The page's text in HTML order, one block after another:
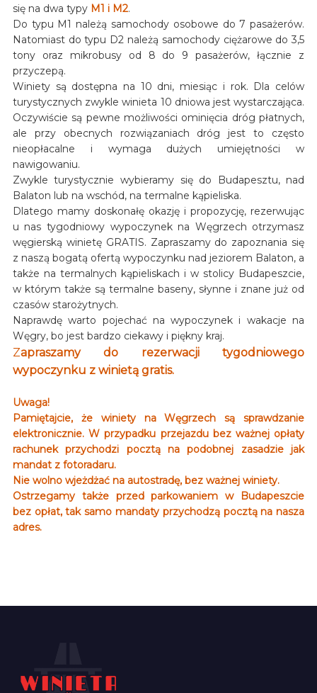
się na dwa typy M1 i M2.
Do typu M1 należą samochody osobowe do 7 pasażerów.
Natomiast do typu D2 należą samochody ciężarowe do 3,5
tony oraz mikrobusy od 8 do 9 pasażerów, łącznie z
przyczepą.
Winiety są dostępna na 10 dni, miesiąc i rok. Dla celów
turystycznych zwykle winieta 10 dniowa jest wystarczająca.
Oczywiście są pewne możliwości ominięcia dróg płatnych,
ale przy obecnych rozwiązaniach dróg jest to często
nieopłacalne i wymaga dużych umiejętności w
nawigowaniu.
Zwykle turystycznie wybieramy się do Budapesztu, nad
Balaton lub na wschód, na termalne kąpieliska.
Dlatego mamy doskonałę okazję i propozycję, rezerwując
u nas tygodniowy wypoczynek na Węgrzech otrzymasz
węgierską winietę GRATIS. Zapraszamy do zapoznania się
z naszą bogatą ofertą wypoczynku nad jeziorem Balaton, a
także na termalnych kąpieliskach i w stolicy Budapeszcie,
w którym także są termalne baseny, słynne i znane już od
czasów starożytnych.
Naprawdę warto pojechać na wypoczynek i wakacje na
Węgry, bo jest bardzo ciekawy i piękny kraj.
Zapraszamy do rezerwacji tygodniowego
wypoczynku z winietą gratis.
Uwaga!
Pamiętajcie, że winiety na Węgrzech są sprawdzanie
elektronicznie. W przypadku przejazdu bez ważnej opłaty
rachunek przychodzi pocztą na podobnej zasadzie jak
mandat z fotoradaru.
Nie wolno wjeżdżać na autostradę, bez ważnej winiety.
Ostrzegamy także przed parkowaniem w Budapeszcie
bez opłat, tak samo mandaty przychodzą pocztą na nasza
adres.